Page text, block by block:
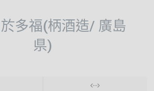
多福(柄酒造/ 廣島
県)